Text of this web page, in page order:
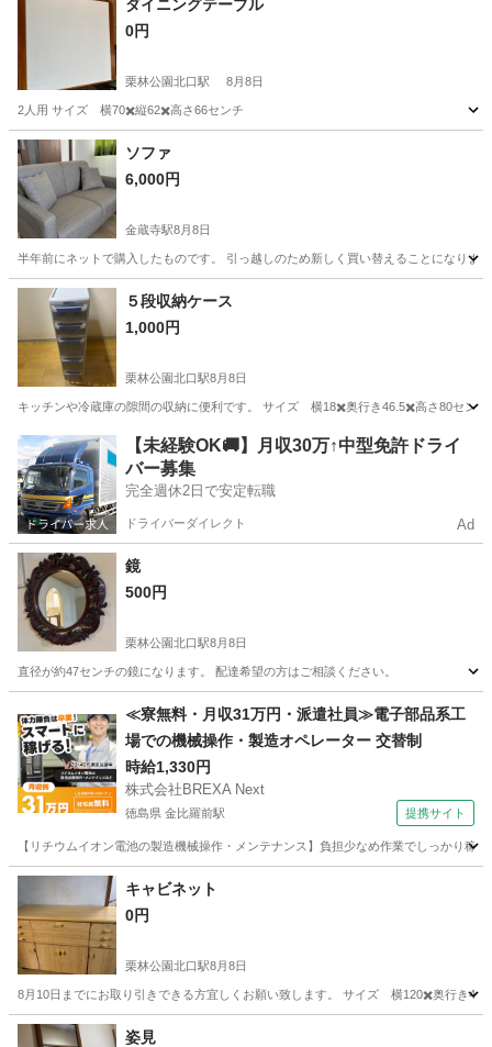
ダイニングテーブル
0円
栗林公園北口駅 8月8日
2人用 サイズ 横70✖️縦62✖️高さ66センチ
香川 高松市
ソファ
6,000円
金蔵寺駅8月8日
半年前にネットで購入したものです。 引っ越しのため新しく買い替えることになり
香川 丸亀市 金蔵寺駅
５段収納ケース
1,000円
栗林公園北口駅8月8日
キッチンや冷蔵庫の隙間の収納に便利です。 サイズ 横18✖️奥行き46.5✖️高さ80センチ
香川 高松市 栗林公園北口駅 収納家具 ケース
【未経験OK🚚】月収30万↑中型免許ドライ
バー募集
完全週休2日で安定転職
ドライバーダイレクト Ad
鏡
500円
栗林公園北口駅8月8日
直径が約47センチの鏡になります。 配達希望の方はご相談ください。
栗林公園北口駅 ミラー/鏡
≪寮無料・月収31万円・派遣社員≫電子部品系工
場での機械操作・製造オペレーター 交替制
時給1,330円
株式会社BREXA Next
徳島県 金比羅前駅 提携サイト
【リチウムイオン電池の製造機械操作・メンテナンス】負担少なめ作業でしっかり
徳島 金比羅前駅 その他
キャビネット
0円
栗林公園北口駅8月8日
8月10日までにお取り引きできる方宜しくお願い致します。 サイズ 横120✖️奥行き
香川 高松市 栗林公園北口駅
姿見